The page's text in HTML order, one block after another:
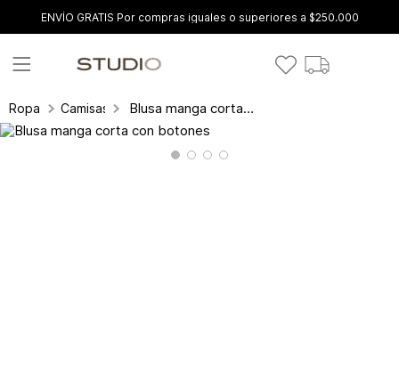
ENVÍO GRATIS Por compras iguales o superiores a $250.000
Ropa Camisas y blusas Blusa manga corta con botones